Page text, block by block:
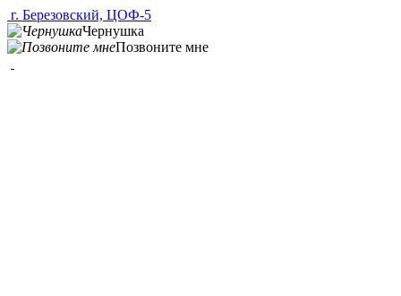
г. Березовский, ЦОФ-5
Чернушка
Позвоните мне